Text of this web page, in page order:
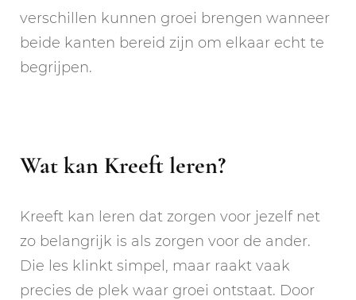
verschillen kunnen groei brengen wanneer
beide kanten bereid zijn om elkaar echt te
begrijpen.
Wat kan Kreeft leren?
Kreeft kan leren dat zorgen voor jezelf net
zo belangrijk is als zorgen voor de ander.
Die les klinkt simpel, maar raakt vaak
precies de plek waar groei ontstaat. Door